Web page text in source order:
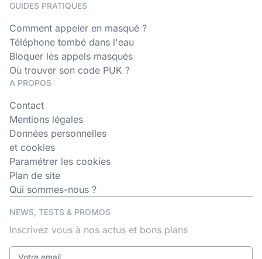
GUIDES PRATIQUES
Comment appeler en masqué ?
Téléphone tombé dans l'eau
Bloquer les appels masqués
Où trouver son code PUK ?
A PROPOS
Contact
Mentions légales
Données personnelles
et cookies
Paramétrer les cookies
Plan de site
Qui sommes-nous ?
NEWS, TESTS & PROMOS
Inscrivez vous à nos actus et bons plans